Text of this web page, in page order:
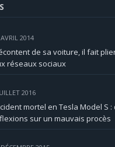
2014
de sa voiture, il fait
réseaux sociaux
2016
mortel en Tesla Model S
sur un mauvais procès